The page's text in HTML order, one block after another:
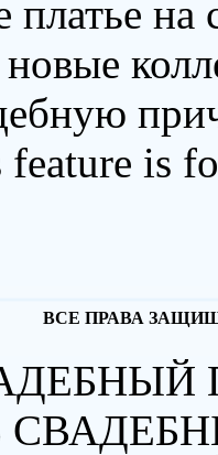
платье
feature is
ВСЕ ПРАВА